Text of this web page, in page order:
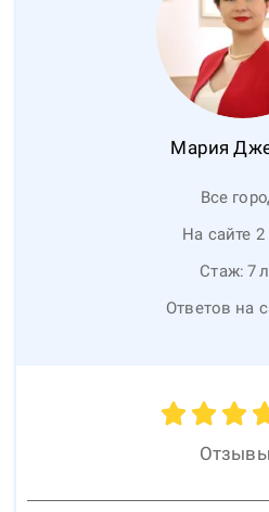
Мария
Все
На сайте 2
Стаж: 7
Ответов на
Отзывы